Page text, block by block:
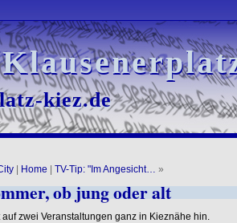
kiez.de
kiez.de
| Home TV-Tip: "Im Angesicht… »
ob jung oder alt
zwei Veranstaltungen ganz in Kieznähe hin.